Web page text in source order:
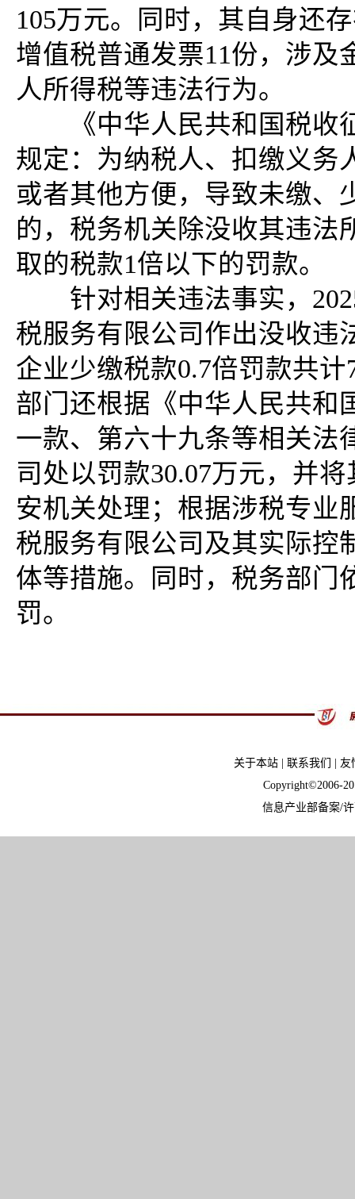
105万元。同时，其自身还
增值税普通发票11份，涉及
人所得税等违法行为。
《中华人民共和国税收
规定：为纳税人、扣缴义务
或者其他方便，导致未缴、
的，税务机关除没收其违法
取的税款1倍以下的罚款。
针对相关违法事实，
税服务有限公司作出没收违
企业少缴税款0.7倍罚款共
部门还根据《中华人民共和
一款、第六十九条等相关法
司处以罚款30.07万元，并
安机关处理；根据涉税专业
税服务有限公司及其实际控
体等措施。同时，税务部门
罚。
关于本站 联系我们
友
Copyright©2006-
信息产业部备案/